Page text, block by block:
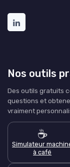
Nos outils
Des outils gratuits
questions et
vraiment
☕
Simulateur
à café